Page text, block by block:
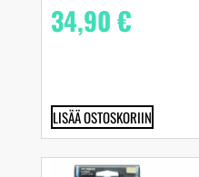
34,90€
LISÄÄ OSTOSKORIIN